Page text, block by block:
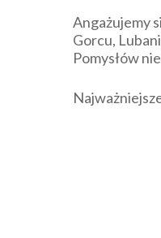
Angażujemy
Gorcu,
Pomysłów